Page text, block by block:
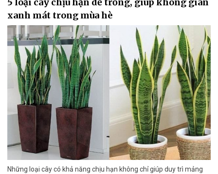
xanh mát trong mùa hè
Những loại cây có khả năng chịu hạn không chỉ giúp duy trì mảng